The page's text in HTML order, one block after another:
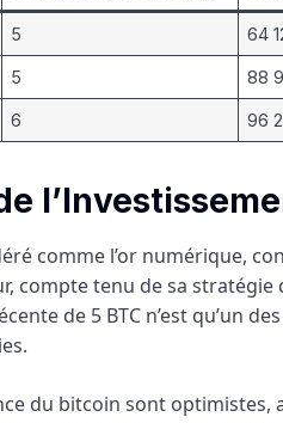
5 64
5 88
6 96
comme l’or numérique,
compte tenu de sa
de 5 BTC n’est qu’un
du bitcoin sont